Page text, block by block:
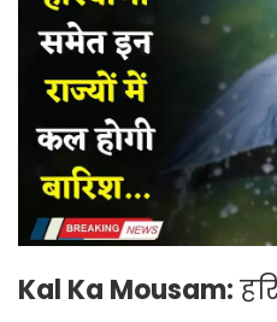
Kal Ka Mousam: